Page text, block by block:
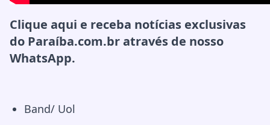
Clique aqui e receba notícias exclusivas
do Paraíba.com.br através de nosso
WhatsApp.
Band/ Uol